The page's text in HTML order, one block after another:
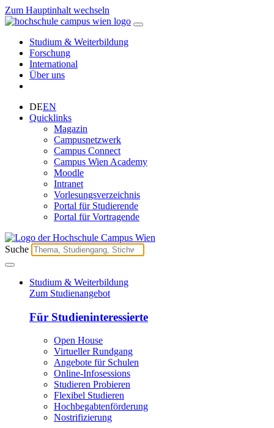
Zum Hauptinhalt wechseln
Studium & Weiterbildung
Forschung
International
Über uns
DEEN
Quicklinks
Magazin
Campusnetzwerk
Campus Connect
Campus Wien Academy
Moodle
Intranet
Vorlesungsverzeichnis
Portal für Studierende
Portal für Vortragende
Suche
Studium & Weiterbildung
Zum Studienangebot
Für Studieninteressierte
Open House
Virtueller Rundgang
Angebote für Schulen
Online-Infosessions
Studieren Probieren
Flexibel Studieren
Hochbegabtenförderung
Nostrifizierung